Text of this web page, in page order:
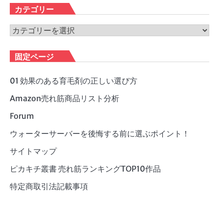
カ
イ
ブ
カテゴリー
カ
ゴ
リ
ー
固定ページ
01 効果のある育毛剤の正しい選び方
Amazon売れ筋商品リスト分析
Forum
ウォーターサーバーを後悔する前に選ぶポイント！
サイトマップ
ピカキチ叢書 売れ筋ランキングTOP10作品
特定商取引法記載事項